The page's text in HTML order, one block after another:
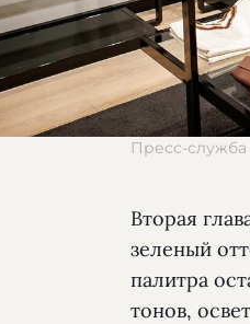
Пресс-служба
Вторая
зеленый
палитра
тонов,